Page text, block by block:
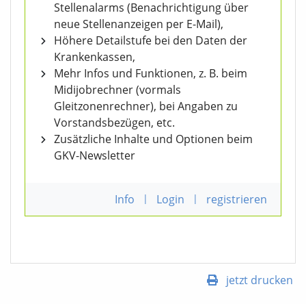
Stellenalarms (Benachrichtigung über
neue Stellenanzeigen per E-Mail),
Höhere Detailstufe bei den Daten der
Krankenkassen,
Mehr Infos und Funktionen, z. B. beim
Midijobrechner (vormals
Gleitzonenrechner), bei Angaben zu
Vorstandsbezügen, etc.
Zusätzliche Inhalte und Optionen beim
GKV-Newsletter
Info | Login | registrieren
jetzt drucken